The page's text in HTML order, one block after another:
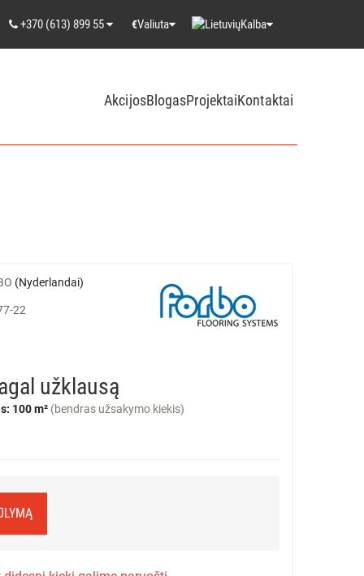
+370 (613) 899 55 €Valiuta Kalba
AkcijosBlogasProjektaiKontaktai
(Nyderlandai)
22
užklausą
100 m² (bendras užsakymo kiekis)